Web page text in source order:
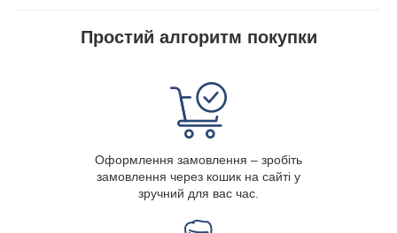
Простий алгоритм покупки
Оформлення замовлення – зробіть
замовлення через кошик на сайті у
зручний для вас час.